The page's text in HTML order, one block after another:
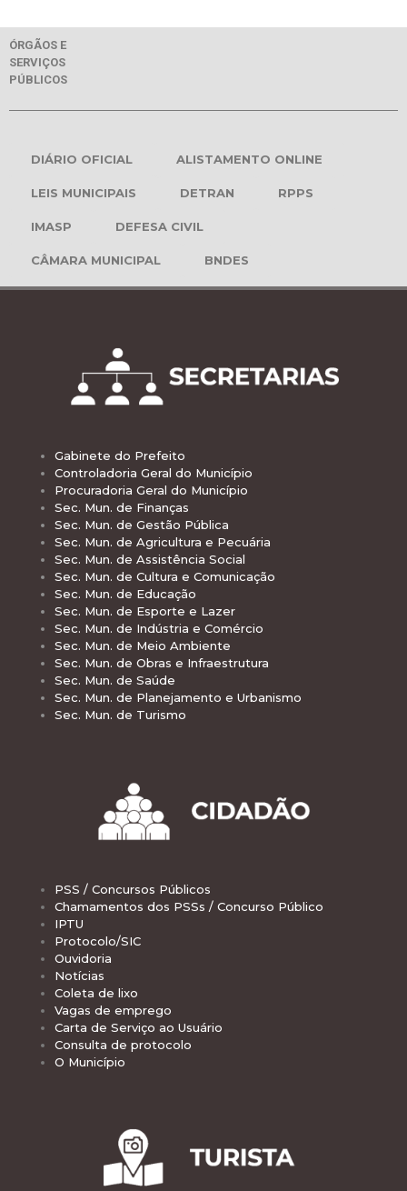
ÓRGÃOS E
SERVIÇOS
PÚBLICOS
DIÁRIO OFICIAL ALISTAMENTO ONLINE
LEIS MUNICIPAIS DETRAN RPPS
IMASP DEFESA CIVIL
CÂMARA MUNICIPAL BNDES
Gabinete do Prefeito
Controladoria Geral do Município
Procuradoria Geral do Município
Sec. Mun. de Finanças
Sec. Mun. de Gestão Pública
Sec. Mun. de Agricultura e Pecuária
Sec. Mun. de Assistência Social
Sec. Mun. de Cultura e Comunicação
Sec. Mun. de Educação
Sec. Mun. de Esporte e Lazer
Sec. Mun. de Indústria e Comércio
Sec. Mun. de Meio Ambiente
Sec. Mun. de Obras e Infraestrutura
Sec. Mun. de Saúde
Sec. Mun. de Planejamento e Urbanismo
Sec. Mun. de Turismo
PSS / Concursos Públicos
Chamamentos dos PSSs / Concurso Público
IPTU
Protocolo/SIC
Ouvidoria
Notícias
Coleta de lixo
Vagas de emprego
Carta de Serviço ao Usuário
Consulta de protocolo
O Município